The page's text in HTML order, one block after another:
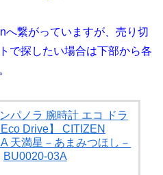
へ繋がっていますが、売り切
で探したい場合は下部から各
パノラ 腕時計 エコ ドラ
Drive】 CITIZEN
天満星－あまみつほし－
BU0020-03A